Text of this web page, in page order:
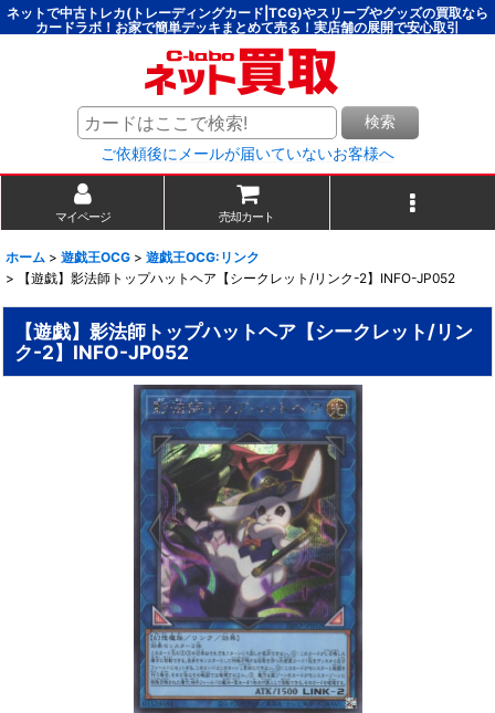
ネットで中古トレカ(トレーディングカード|TCG)やスリーブやグッズの買取なら
カードラボ！お家で簡単デッキまとめて売る！実店舗の展開で安心取引
検索
ご依頼後にメールが届いていないお客様へ
マイページ 売却カート
ホーム > 遊戯王OCG > 遊戯王OCG:リンク
>
【遊戯】影法師トップハットヘア【シークレット/リンク-2】INFO-JP052
【遊戯】影法師トップハットヘア【シークレット/リン
ク-2】INFO-JP052